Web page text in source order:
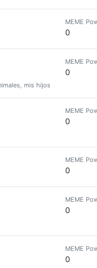
MEME
0
mis hijos, de mi
MEME
0
MEME
0
MEME
0
MEME
0
MEME
0